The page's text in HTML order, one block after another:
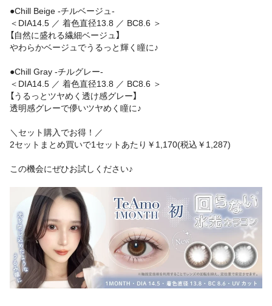
●Chill Beige -チルベージュ-
＜DIA14.5 ／ 着色直径13.8 ／ BC8.6 ＞
【自然に盛れる繊細ベージュ】
やわらかベージュでうるっと輝く瞳に♪
●Chill Gray -チルグレー-
＜DIA14.5 ／ 着色直径13.8 ／ BC8.6 ＞
【うるっとツヤめく透け感グレー】
透明感グレーで儚いツヤめく瞳に♪
＼セット購入でお得！／
2セットまとめ買いで1セットあたり￥1,170(税込￥1,287)
この機会にぜひお試しください♪